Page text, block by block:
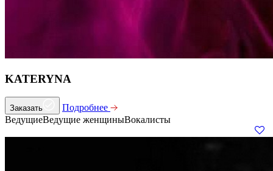
KATERYNA
Заказать
Подробнее
ВедущиеВедущие женщиныВокалисты